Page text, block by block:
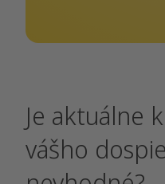
Je aktuálne
vášho